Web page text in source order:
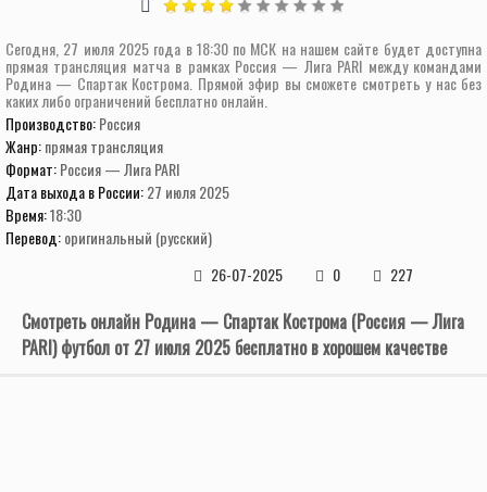
Сегодня, 27 июля 2025 года в 18:30 по МСК на нашем сайте будет доступна
прямая трансляция матча в рамках Россия — Лига PARI между командами
Родина — Спартак Кострома. Прямой эфир вы сможете смотреть у нас без
каких либо ограничений бесплатно онлайн.
Производство:Россия
Жанр:прямая трансляция
Формат:Россия — Лига PARI
Дата выхода в России:27 июля 2025
Время:18:30
Перевод:оригинальный (русский)
26-07-2025
0 227
Смотреть онлайн Родина — Спартак Кострома (Россия — Лига
PARI) футбол от 27 июля 2025 бесплатно в хорошем качестве